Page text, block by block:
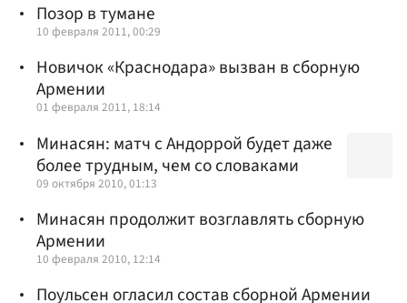
Позор в тумане
10 февраля 2011, 00:29
Новичок «Краснодара» вызван в сборную
Армении
01 февраля 2011, 18:14
Минасян: матч с Андоррой будет даже
более трудным, чем со словаками
09 октября 2010, 01:13
Минасян продолжит возглавлять сборную
Армении
10 февраля 2010, 12:14
Поульсен огласил состав сборной Армении